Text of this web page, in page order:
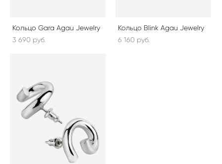
Кольцо Gara Agau Jewelry
3 690 pуб.
Кольцо Blink Agau Jewelry
6 160 pуб.